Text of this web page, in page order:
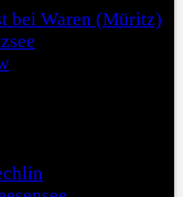
bei Waren (Müritz)